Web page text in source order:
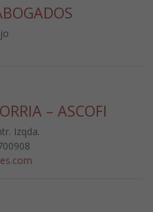
– ASCOFI
Izqda.